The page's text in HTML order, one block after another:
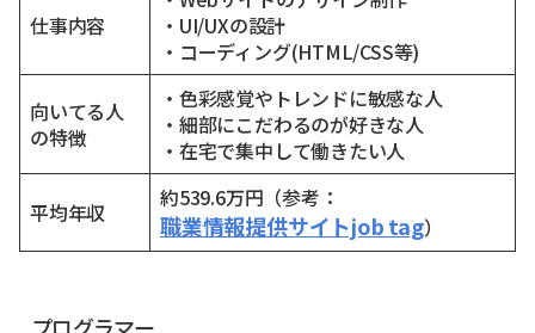
仕事内容
・UI/UXの設計
・コーディング(HTML/CSS等)
向いてる人
の特徴
・色彩感覚やトレンドに敏感な人
・細部にこだわるのが好きな人
・在宅で集中して働きたい人
平均年収
約539.6万円（参考：
職業情報提供サイトjob tag）